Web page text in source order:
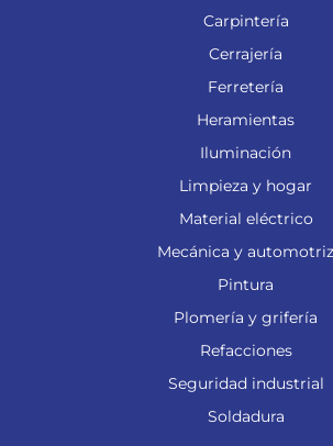
Carpintería
Cerrajería
Ferretería
Heramientas
Iluminación
Limpieza y hogar
Material eléctrico
Mecánica y automotriz
Pintura
Plomería y grifería
Refacciones
Seguridad industrial
Soldadura